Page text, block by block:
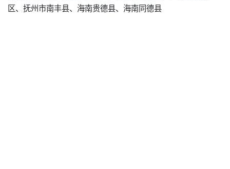
区、抚州市南丰县、海南贵德县、海南同德县